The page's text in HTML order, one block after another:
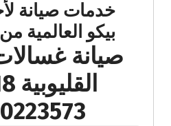
خدمات صيانة
بيكو العالمية
صيانة